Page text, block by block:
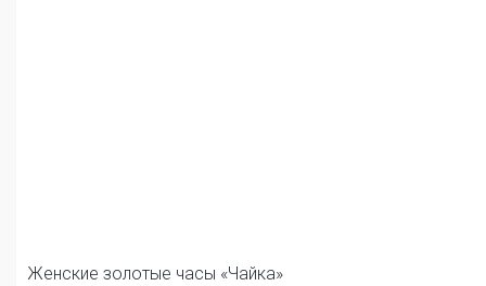
Женские золотые часы «Чайка»